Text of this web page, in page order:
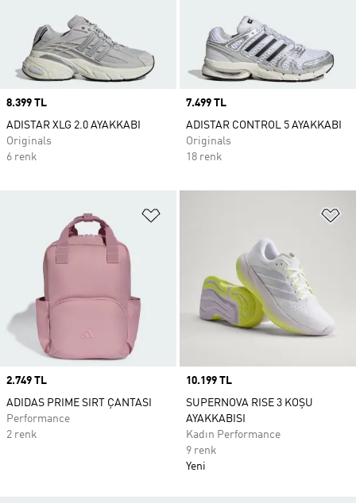
Price
8.399 TL
ADISTAR XLG 2.0 AYAKKABI
Originals
6 renk
Price
7.499 TL
ADISTAR CONTROL 5 AYAKKABI
Originals
18 renk
Price
2.749 TL
ADIDAS PRIME SIRT ÇANTASI
Performance
2 renk
Price
10.199 TL
SUPERNOVA RISE 3 KOŞU
AYAKKABISI
Kadın Performance
9 renk
Yeni